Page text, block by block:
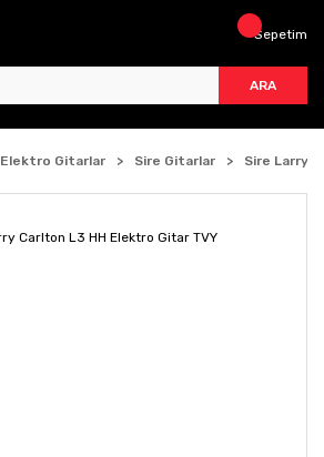
ARA
Sepetim
Elektro Gitarlar Sire Gitarlar Sire Larry